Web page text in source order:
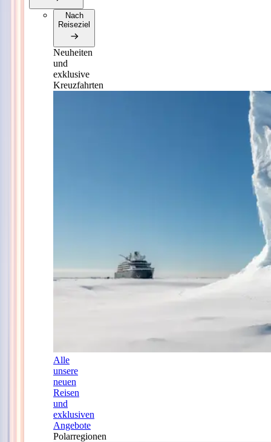
Nach
Reiseziel
Neuheiten
und
exklusive
Kreuzfahrten
Alle
unsere
neuen
Reisen
und
exklusiven
Angebote
Polarregionen